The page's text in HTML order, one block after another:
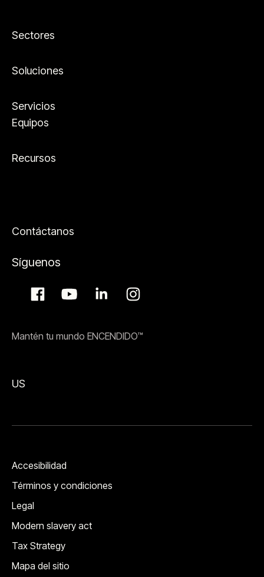
Sectores
Soluciones
Servicios
Equipos
Recursos
Contáctanos
Síguenos
Mantén tu mundo ENCENDIDO™
US
Accesibilidad
Términos y condiciones
Legal
Modern slavery act
Tax Strategy
Mapa del sitio